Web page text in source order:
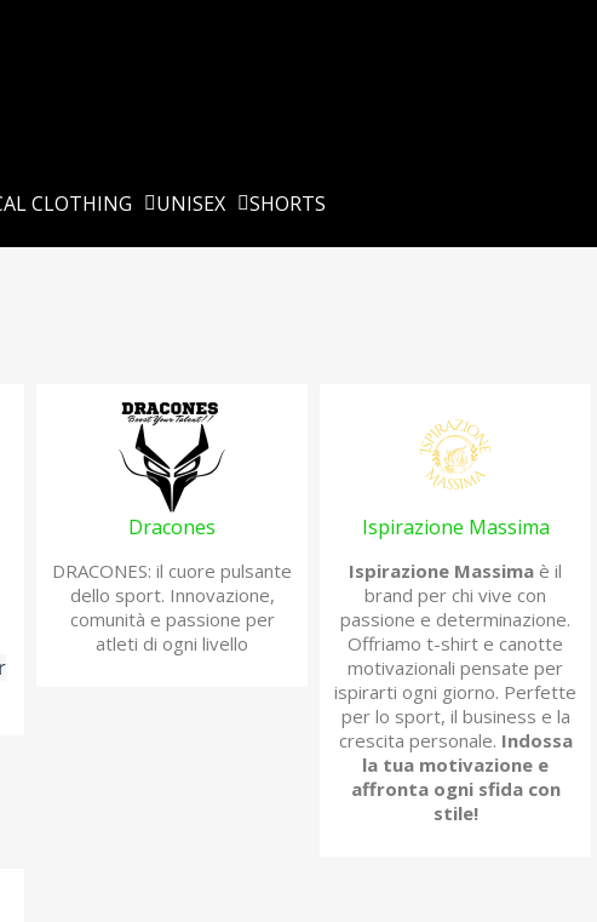
CLOTHING UNISEX SHORTS
Dracones
DRACONES: il cuore pulsante
dello sport. Innovazione,
comunità e passione per
atleti di ogni livello
Ispirazione Massima
Ispirazione Massima è il
brand per chi vive con
passione e determinazione.
Offriamo t-shirt e canotte
motivazionali pensate per
ispirarti ogni giorno. Perfette
per lo sport, il business e la
crescita personale. Indossa
la tua motivazione e
affronta ogni sfida con
stile!